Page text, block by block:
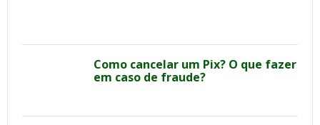
Como cancelar um Pix? O que fazer
em caso de fraude?